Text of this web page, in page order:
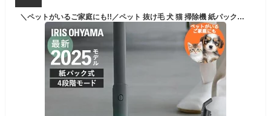
＼ペットがいるご家庭にも!!／ペット 抜け毛 犬 猫 掃除機 紙パック式 紙パック 一人暮らし 軽い コードレス 自走式 コンパクト 軽量 スティッククリーナー シンプル 1人暮らし 新生活 単身赴任 黒 ブラック アイリスオーヤマ【SA】